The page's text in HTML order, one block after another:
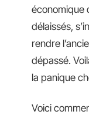
économique
délaissés,
rendre
dépassé.
la panique
Voici